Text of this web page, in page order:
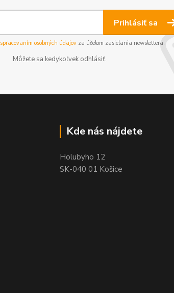
Prihlásiť sa
spracovaním osobných údajovza účelom zasielania newslettera.
Môžete sa kedykoľvek odhlásiť.
Kde nás nájdete
Holubyho 12
SK-040 01 Košice